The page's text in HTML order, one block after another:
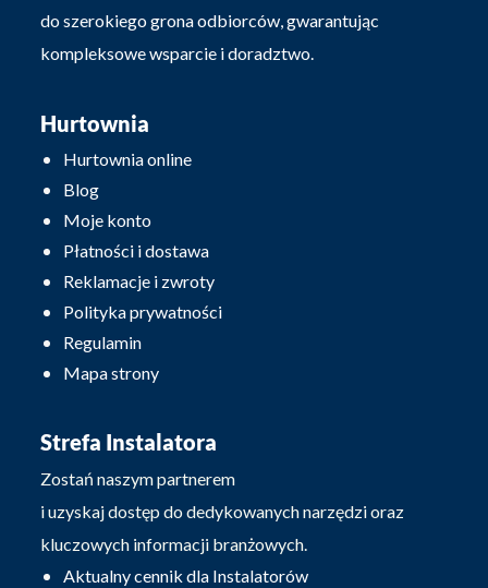
do szerokiego grona odbiorców, gwarantując
kompleksowe wsparcie i doradztwo.
Hurtownia
Hurtownia online
Blog
Moje konto
Płatności i dostawa
Reklamacje i zwroty
Polityka prywatności
Regulamin
Mapa strony
Strefa Instalatora
Zostań naszym partnerem
i uzyskaj dostęp do dedykowanych narzędzi oraz
kluczowych informacji branżowych.
Aktualny cennik dla Instalatorów